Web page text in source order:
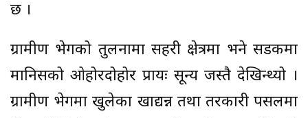
छ ।
ग्रामीण भेगको तुलनामा सहरी क्षेत्रमा भने सडकमा
मानिसको ओहोरदोहोर प्रायः सून्य जस्तै देखिन्थ्यो ।
ग्रामीण भेगमा खुलेका खाद्यन्न तथा तरकारी पसलमा